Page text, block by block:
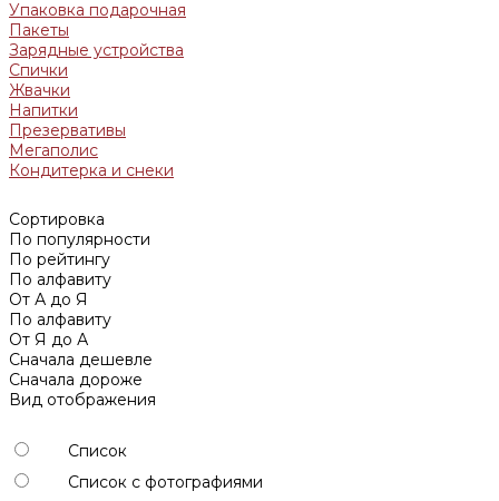
Упаковка подарочная
Пакеты
Зарядные устройства
Спички
Жвачки
Напитки
Презервативы
Мегаполис
Кондитерка и снеки
Сортировка
По популярности
По рейтингу
По алфавиту
От А до Я
По алфавиту
От Я до А
Сначала дешевле
Сначала дороже
Вид отображения
Список
Список с фотографиями